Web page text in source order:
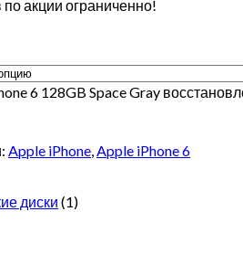
акции ограниченно!
6 128GB Space Gray
Apple iPhone,Apple iPhone 6
диски (1)